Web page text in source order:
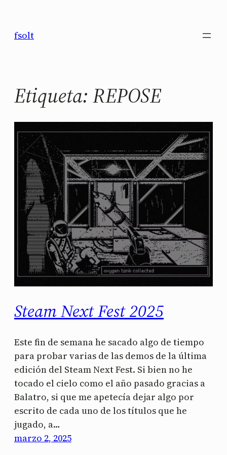
contenido
fsolt
Etiqueta: REPOSE
Steam Next Fest 2025
Este fin de semana he sacado algo de tiempo
para probar varias de las demos de la última
edición del Steam Next Fest. Si bien no he
tocado el cielo como el año pasado gracias a
Balatro, si que me apetecía dejar algo por
escrito de cada uno de los títulos que he
jugado, a…
marzo 2, 2025